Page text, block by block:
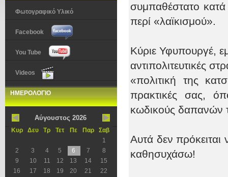
Φωτογραφικό Υλικό
Facebook
You Tube
Videos
ΗΜΕΡΟΛΟΓΙΟ
Αύγουστος 2026
Κυρ Δευ Τρ Τετ Πε Παρ
Σαβ
1
2
3 4 5 6 7
8
9
10 11 12 13 14
15
16
17 18 19 20 21
22
συμπαθέστατο
περί «λαϊκισμού».
Κύριε Υφυπουργέ,
αντιπολιτευτικές
«πολιτική της
πρακτικές σας,
κωδικούς δαπανών
Αυτά δεν
καθησυχάσω!